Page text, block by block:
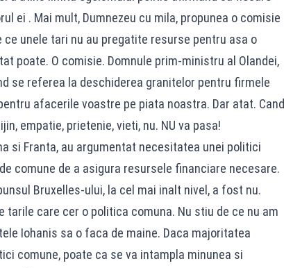
ei . Mai mult, Dumnezeu cu mila, propunea o comisie
unele tari nu au pregatite resurse pentru asa o
poate. O comisie. Domnule prim-ministru al Olandei,
se referea la deschiderea granitelor pentru firmele
afacerile voastre pe piata noastra. Dar atat. Cand
empatie, prietenie, vieti, nu. NU va pasa!
si Franta, au argumentat necesitatea unei politici
comune de a asigura resursele financiare necesare.
Bruxelles-ului, la cel mai inalt nivel, a fost nu.
tarile care cer o politica comuna. Nu stiu de ce nu am
Iohanis sa o faca de maine. Daca majoritatea
comune, poate ca se va intampla minunea si